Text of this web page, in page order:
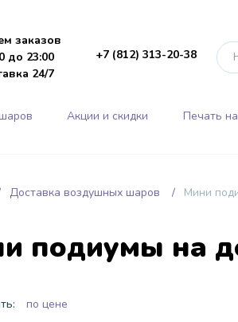
заказов
до 23:00
24/7
+7 (812) 313-20-38
Акции и скидки Печать
Доставка воздушных шаров Мини
подиумы на
по цене